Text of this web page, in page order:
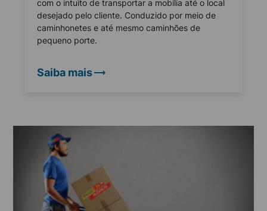
com o intuito de transportar a mobília até o local
desejado pelo cliente. Conduzido por meio de
caminhonetes e até mesmo caminhões de
pequeno porte.
Saiba mais